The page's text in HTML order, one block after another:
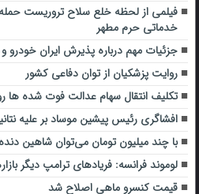
فیلمی از لحظه خلع سلاح تروریست
خدماتی حرم مطهر
جزئیات مهم درباره پذیرش ایران خودرو و
روایت پزشکیان از توان دفاعی کشور
تکلیف انتقال سهام عدالت فوت شده ها
افشاگری رئیس پیشین موساد بر علیه
با چند میلیون تومان می‌توان شاهین
لوموند فرانسه: فریادهای ترامپ دیگر
قیمت کنسرو ماهی اصلاح شد